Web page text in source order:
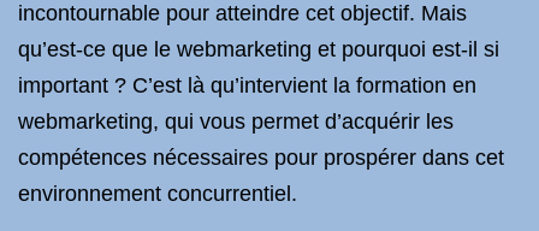
incontournable pour atteindre cet objectif. Mais
qu’est-ce que le webmarketing et pourquoi est-il si
important ? C’est là qu’intervient la formation en
webmarketing, qui vous permet d’acquérir les
compétences nécessaires pour prospérer dans cet
environnement concurrentiel.